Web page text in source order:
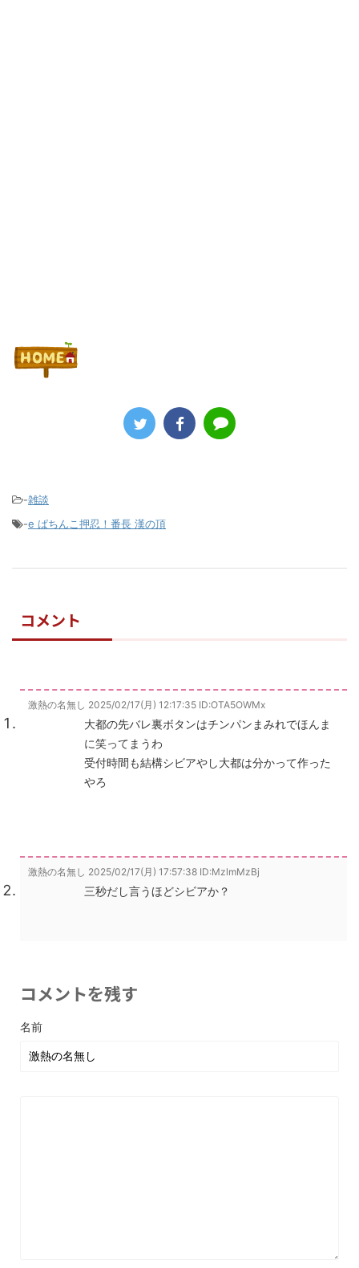
-雑談
-e ぱちんこ押忍！番長 漢の頂
コメント
激熱の名無し 2025/02/17(月) 12:17:35 ID:OTA5OWMx
大都の先バレ裏ボタンはチンパンまみれでほんま
に笑ってまうわ
受付時間も結構シビアやし大都は分かって作った
やろ
激熱の名無し 2025/02/17(月) 17:57:38 ID:MzlmMzBj
三秒だし言うほどシビアか？
コメントを残す
名前